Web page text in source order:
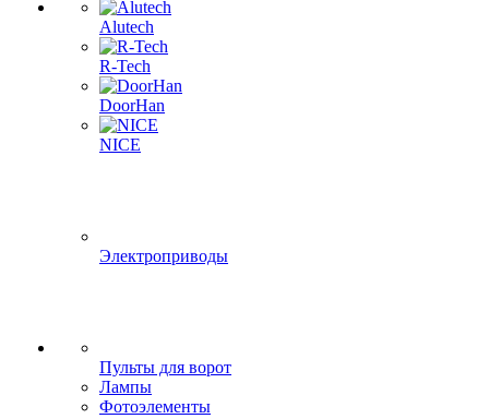
Alutech
R-Tech
DoorHan
NICE
Электроприводы
Пульты для ворот
Лампы
Фотоэлементы